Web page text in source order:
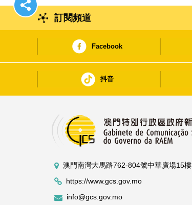
訂閱頻道
Facebook
抖音
澳門南灣大馬路762-804號中華廣場15樓
https://www.gcs.gov.mo
info@gcs.gov.mo